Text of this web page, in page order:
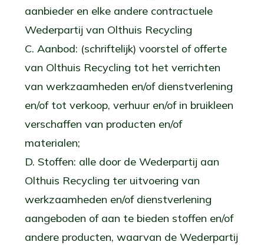
aanbieder en elke andere contractuele
Wederpartij van Olthuis Recycling
C. Aanbod: (schriftelijk) voorstel of offerte
van Olthuis Recycling tot het verrichten
van werkzaamheden en/of dienstverlening
en/of tot verkoop, verhuur en/of in bruikleen
verschaffen van producten en/of
materialen;
D. Stoffen: alle door de Wederpartij aan
Olthuis Recycling ter uitvoering van
werkzaamheden en/of dienstverlening
aangeboden of aan te bieden stoffen en/of
andere producten, waarvan de Wederpartij